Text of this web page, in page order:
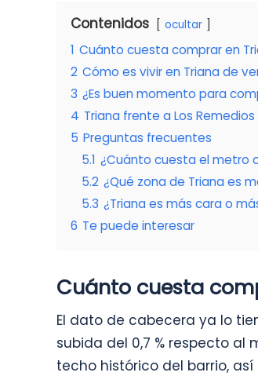
Contenidos ocultar
1 Cuánto cuesta comprar en
2 Cómo es vivir en Triana de
3 ¿Es buen momento para
4 Triana frente a Los
5 Preguntas frecuentes
5.1 ¿Cuánto cuesta el metro
5.2 ¿Qué zona de Triana es
5.3 ¿Triana es más cara o
6 Te puede interesar
Cuánto cuesta
El dato de cabecera ya lo
subida del 0,7 % respecto al
techo histórico del barrio,